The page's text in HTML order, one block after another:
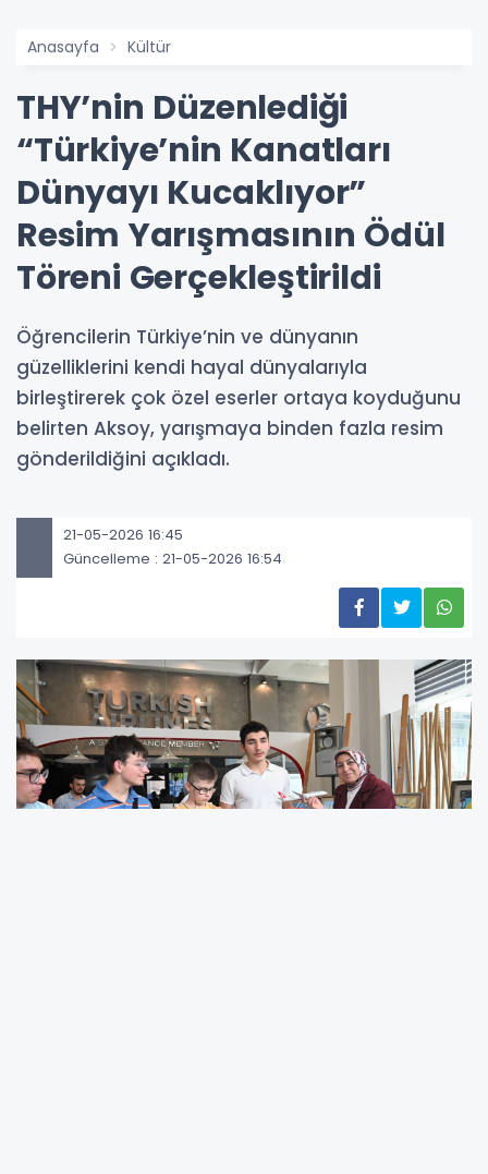
Anasayfa Kültür
THY’nin Düzenlediği
“Türkiye’nin Kanatları
Dünyayı Kucaklıyor”
Resim Yarışmasının Ödül
Töreni Gerçekleştirildi
Öğrencilerin Türkiye’nin ve dünyanın
güzelliklerini kendi hayal dünyalarıyla
birleştirerek çok özel eserler ortaya koyduğunu
belirten Aksoy, yarışmaya binden fazla resim
gönderildiğini açıkladı.
21-05-2026 16:45
Güncelleme : 21-05-2026 16:54